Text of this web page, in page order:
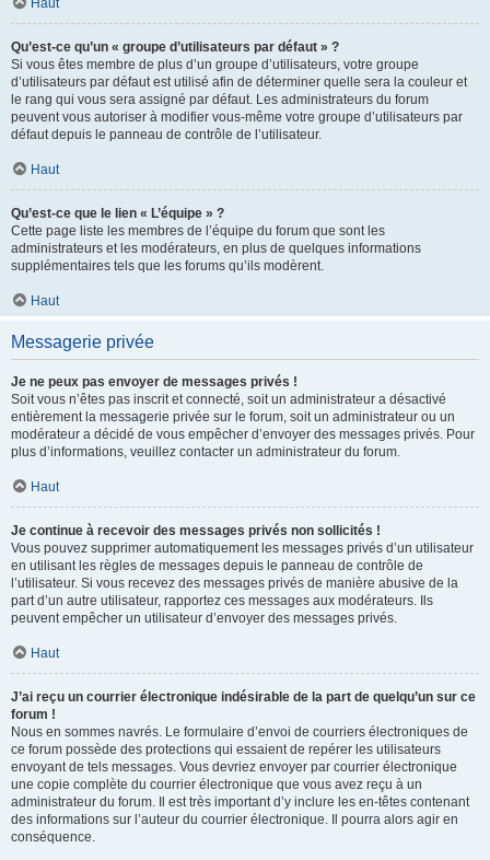
Haut
Qu’est-ce qu’un « groupe d’utilisateurs par défaut » ?
Si vous êtes membre de plus d’un groupe d’utilisateurs, votre groupe
d’utilisateurs par défaut est utilisé afin de déterminer quelle sera la couleur et
le rang qui vous sera assigné par défaut. Les administrateurs du forum
peuvent vous autoriser à modifier vous-même votre groupe d’utilisateurs par
défaut depuis le panneau de contrôle de l’utilisateur.
Haut
Qu’est-ce que le lien « L’équipe » ?
Cette page liste les membres de l’équipe du forum que sont les
administrateurs et les modérateurs, en plus de quelques informations
supplémentaires tels que les forums qu’ils modèrent.
Haut
Messagerie privée
Je ne peux pas envoyer de messages privés !
Soit vous n’êtes pas inscrit et connecté, soit un administrateur a désactivé
entièrement la messagerie privée sur le forum, soit un administrateur ou un
modérateur a décidé de vous empêcher d’envoyer des messages privés. Pour
plus d’informations, veuillez contacter un administrateur du forum.
Haut
Je continue à recevoir des messages privés non sollicités !
Vous pouvez supprimer automatiquement les messages privés d’un utilisateur
en utilisant les règles de messages depuis le panneau de contrôle de
l’utilisateur. Si vous recevez des messages privés de manière abusive de la
part d’un autre utilisateur, rapportez ces messages aux modérateurs. Ils
peuvent empêcher un utilisateur d’envoyer des messages privés.
Haut
J’ai reçu un courrier électronique indésirable de la part de quelqu’un sur ce
forum !
Nous en sommes navrés. Le formulaire d’envoi de courriers électroniques de
ce forum possède des protections qui essaient de repérer les utilisateurs
envoyant de tels messages. Vous devriez envoyer par courrier électronique
une copie complète du courrier électronique que vous avez reçu à un
administrateur du forum. Il est très important d’y inclure les en-têtes contenant
des informations sur l’auteur du courrier électronique. Il pourra alors agir en
conséquence.